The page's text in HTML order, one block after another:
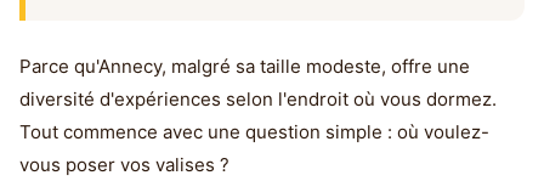
Parce qu'Annecy, malgré sa taille modeste, offre une
diversité d'expériences selon l'endroit où vous dormez.
Tout commence avec une question simple : où voulez-
vous poser vos valises ?